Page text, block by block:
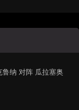
纳 对阵 瓜拉塞奥